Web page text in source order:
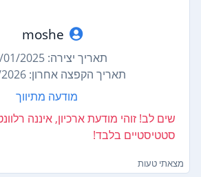
moshe
תאריך יצירה: 18/01/2025
תאריך הקפצה אחרון: 15/07/2026
מודעה מתיווך
שים לב! זוהי מודעת ארכיון, איננה
סטטיסטיים בלבד!
מצאתי טעות